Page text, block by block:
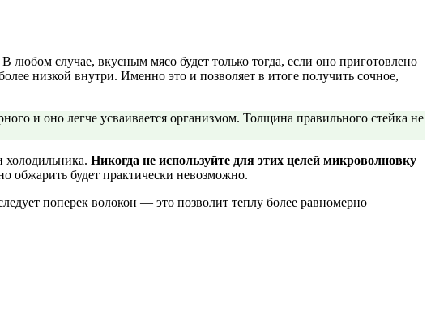
любом случае, вкусным мясо будет только тогда, если оно приготовлено
низкой внутри. Именно это и позволяет в итоге получить сочное,
и оно легче усваивается организмом. Толщина правильного стейка не
холодильника. Никогда не используйте для этих целей микроволновку
обжарить будет практически невозможно.
поперек волокон — это позволит теплу более равномерно